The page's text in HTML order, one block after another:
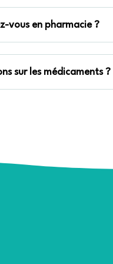
vous en pharmacie ?
sur les médicaments ?